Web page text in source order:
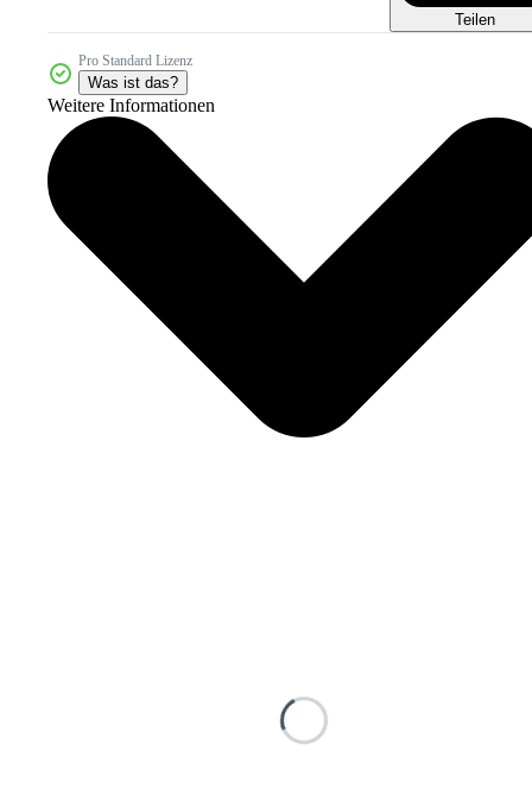
Teilen
Pro Standard Lizenz
Was ist das?
Weitere Informationen